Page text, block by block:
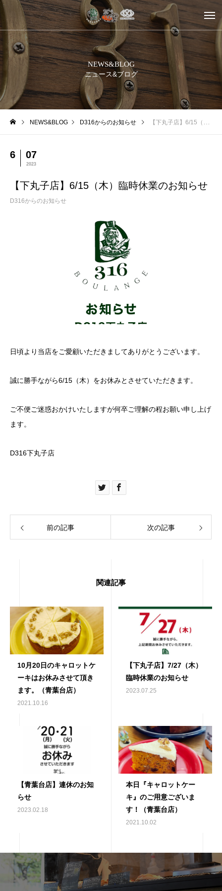
NEWS&BLOG
ニュース&ブログ
NEWS&BLOG D316からのお知らせ 【下丸子店】6/15（木）臨時休業のお知らせ
6 07
2023
【下丸子店】6/15（木）臨時休業のお知らせ
D316からのお知らせ
日頃より当店をご愛顧いただきましてありがとうございます。
誠に勝手ながら6/15（木）をお休みとさせていただきます。
ご不便ご迷惑おかけいたしますが何卒ご理解の程お願い申し上げ
ます。
D316下丸子店
前の記事 次の記事
関連記事
10月20日のキャロットケ
ーキはお休みさせて頂き
ます。（青葉台店）
2021.10.16
【下丸子店】7/27（木）
臨時休業のお知らせ
2023.07.25
【青葉台店】連休のお知
らせ
2023.02.18
本日『キャロットケー
キ』のご用意ございま
す！（青葉台店）
2021.10.02